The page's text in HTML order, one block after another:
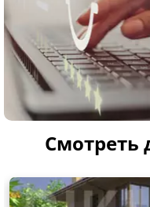
Смотреть